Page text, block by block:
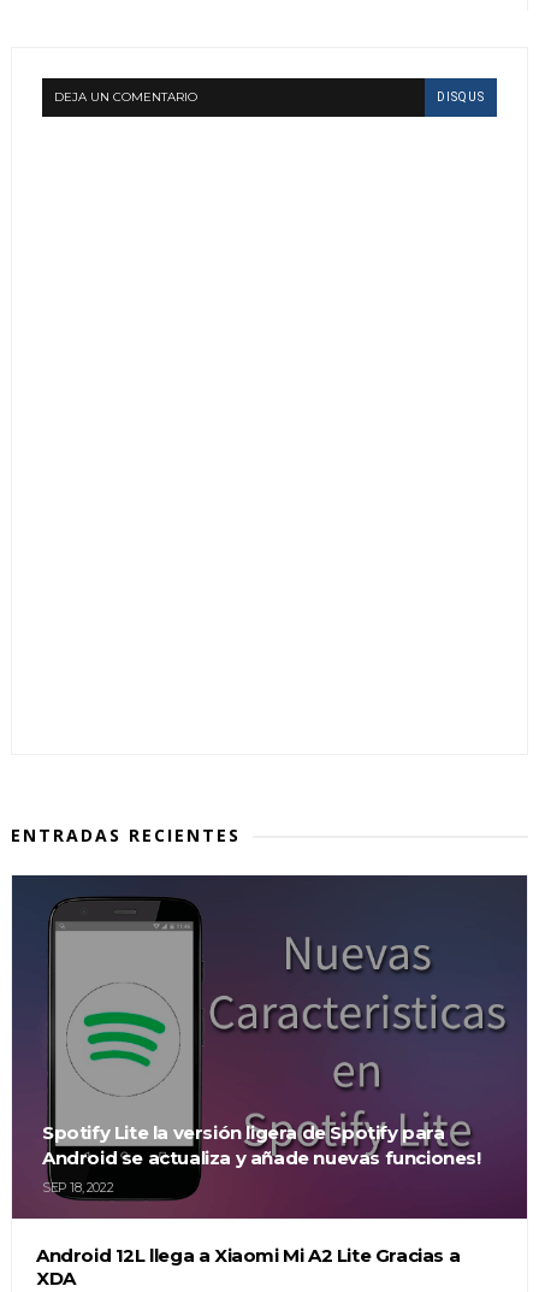
DEJA UN COMENTARIO DISQUS
ENTRADAS RECIENTES
Spotify Lite la versión ligera de Spotify para
Android se actualiza y añade nuevas funciones!
SEP 18, 2022
Android 12L llega a Xiaomi Mi A2 Lite Gracias a
XDA